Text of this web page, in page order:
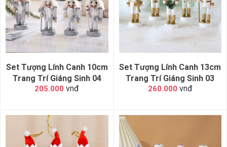
Set Tượng Lính Canh 10cm
Trang Trí Giáng Sinh 04
205.000 vnđ
Set Tượng Lính Canh 13cm
Trang Trí Giáng Sinh 03
260.000 vnđ